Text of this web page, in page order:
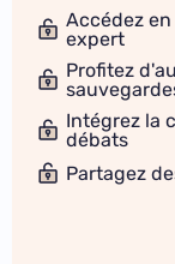
Accédez
expert
Profitez
Intégrez la
débats
Partagez